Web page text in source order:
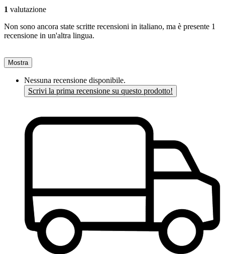
1 valutazione
Non sono ancora state scritte recensioni in italiano, ma è presente 1
recensione in un'altra lingua.
Mostra
Nessuna recensione disponibile.
Scrivi la prima recensione su questo prodotto!